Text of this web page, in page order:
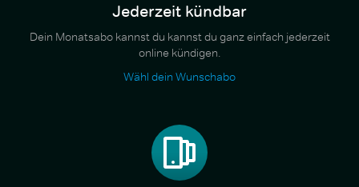
Jederzeit kündbar
Dein Monatsabo kannst du kannst du ganz einfach jederzeit
online kündigen.
Wähl dein Wunschabo